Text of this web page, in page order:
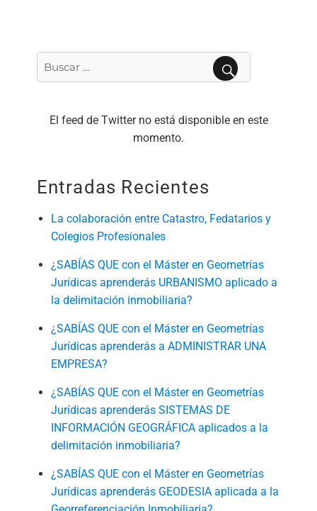
por:
El feed de Twitter no está disponible en este
momento.
Entradas Recientes
La colaboración entre Catastro, Fedatarios y
Colegios Profesionales
¿SABÍAS QUE con el Máster en Geometrías
Jurídicas aprenderás URBANISMO aplicado a
la delimitación inmobiliaria?
¿SABÍAS QUE con el Máster en Geometrías
Jurídicas aprenderás a ADMINISTRAR UNA
EMPRESA?
¿SABÍAS QUE con el Máster en Geometrías
Jurídicas aprenderás SISTEMAS DE
INFORMACIÓN GEOGRÁFICA aplicados a la
delimitación inmobiliaria?
¿SABÍAS QUE con el Máster en Geometrías
Jurídicas aprenderás GEODESIA aplicada a la